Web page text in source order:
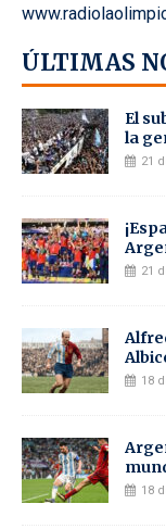
ÚLTIMAS
El
la
21
21
18
18